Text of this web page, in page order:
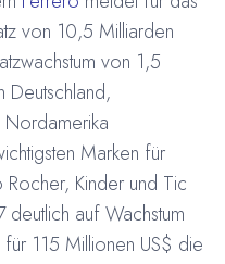
von 10,5 Milliarden
von 1,5
Deutschland,
Marken für
Kinder und Tic
deutlich auf Wachstum
115 Millionen US$ die